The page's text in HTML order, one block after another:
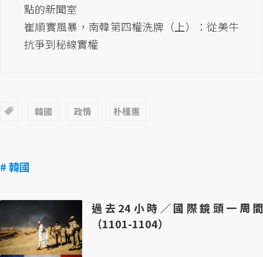
點的新聞室
崔順實風暴，南韓第四權洗牌（上）：從美牛
抗爭到秘線實權
韓國 政情 朴槿惠
# 韓國
過去24小時／國際鏡頭一周間
（1101-1104）